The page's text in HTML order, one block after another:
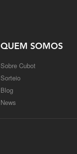
QUEM SOMOS
Sobre Cubot
Sorteio
Blog
News